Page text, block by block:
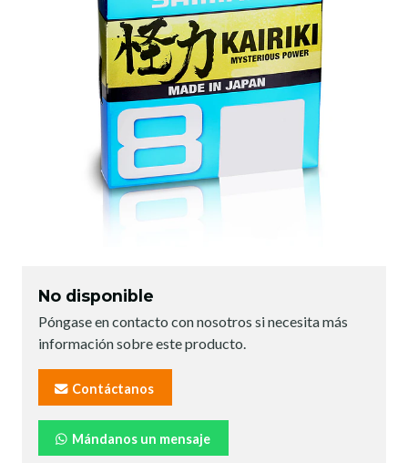
No disponible
Póngase en contacto con nosotros si necesita más
información sobre este producto.
Contáctanos
Mándanos un mensaje